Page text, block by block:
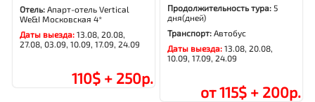
Отель:Апарт-отель Vertical
We&I Московская 4*
Даты выезда:13.08, 20.08,
27.08, 03.09, 10.09, 17.09, 24.09
110$ + 250р.
Продолжительность тура: 5
дня(дней)
Транспорт:Автобус
Даты выезда:13.08, 20.08,
10.09, 17.09, 24.09
от 115$ + 200р.